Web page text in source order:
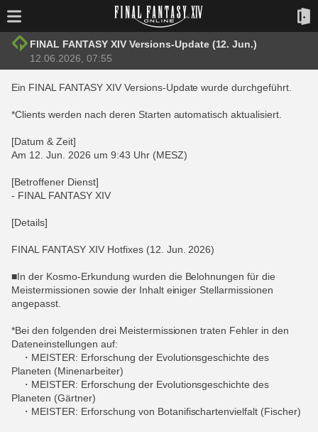
FINAL FANTASY XIV Versions-Update (12. Jun.)
12.06.2026, 07:55
Ein FINAL FANTASY XIV Versions-Update wurde durchgeführt.
*Clients werden nach deren Starten automatisch aktualisiert.
[Datum & Zeit]
Am 12. Jun. 2026 um 9:43 Uhr (MESZ)
[Betroffener Dienst]
- FINAL FANTASY XIV
[Details]
FINAL FANTASY XIV Hotfixes (12. Jun. 2026)
■In der Kosmo-Erkundung wurden die Belohnungen für die
Meistermissionen sowie der Inhalt einiger Stellarmissionen
angepasst.
*Bei den folgenden drei Meistermissionen traten Fehler in den
Dateneinstellungen auf:
・MEISTER: Erforschung der Evolutionsgeschichte des
Planeten (Minenarbeiter)
・MEISTER: Erforschung der Evolutionsgeschichte des
Planeten (Gärtner)
・MEISTER: Erforschung von Botanifischartenvielfalt (Fischer)